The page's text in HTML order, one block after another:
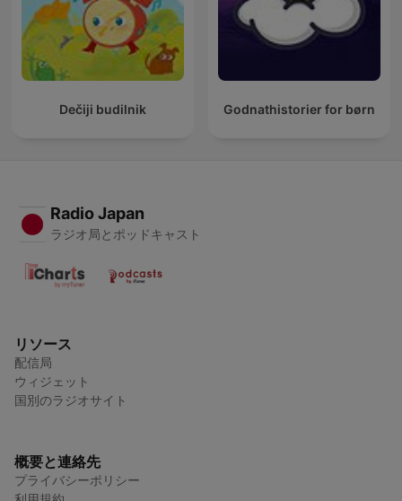
Dečiji budilnik Godnathistorier for børn
Radio Japan
ラジオ局とポッドキャスト
リソース
配信局
ウィジェット
国別のラジオサイト
概要と連絡先
プライバシーポリシー